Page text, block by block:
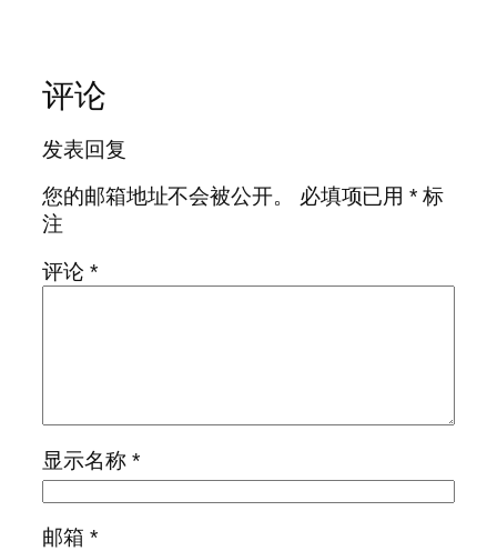
评论
发表回复
您的邮箱地址不会被公开。
必填项已用* 标
注
评论 *
显示名称 *
邮箱 *